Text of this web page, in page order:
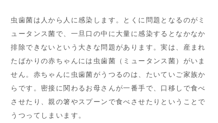
虫歯菌は人から人に感染します。とくに問題となるのがミ
ュータンス菌で、一旦口の中に大量に感染するとなかなか
排除できないという大きな問題があります。実は、産まれ
たばかりの赤ちゃんには虫歯菌（ミュータンス菌）がいま
せん。赤ちゃんに虫歯菌がうつるのは、たいていご家族か
らです。密接に関わるお母さんが一番手で、口移しで食べ
させたり、親の箸やスプーンで食べさせたりということで
うつってしまいます。